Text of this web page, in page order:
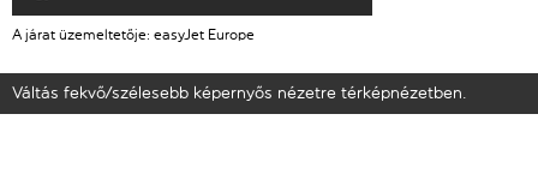
A járat üzemeltetője: easyJet Europe
Váltás fekvő/szélesebb képernyős nézetre térképnézetben.